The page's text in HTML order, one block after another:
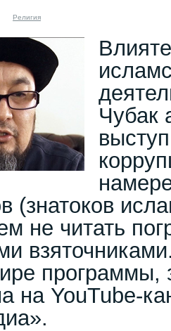
Религия
Чубак
(знатоков
не читать
программы,
на YouTube-